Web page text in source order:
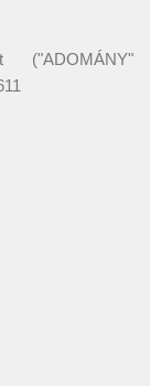
("ADOMÁNY"